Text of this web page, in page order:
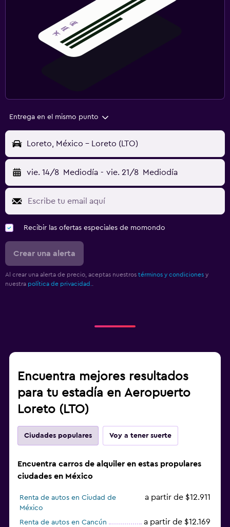
Entrega en el mismo punto
Loreto, México - Loreto (LTO)
vie. 14/8 Mediodía - vie. 21/8 Mediodía
Recibir las ofertas especiales de momondo
Crear una alerta
Al crear una alerta de precio, aceptas nuestros términos y condiciones y
nuestra política de privacidad..
Encuentra mejores resultados
para tu estadía en Aeropuerto
Loreto (LTO)
Ciudades populares Voy a tener suerte
Encuentra carros de alquiler en estas propulares
ciudades en México
Renta de autos en Ciudad de
México
a partir de $12.911
Renta de autos en Cancún a partir de $12.169